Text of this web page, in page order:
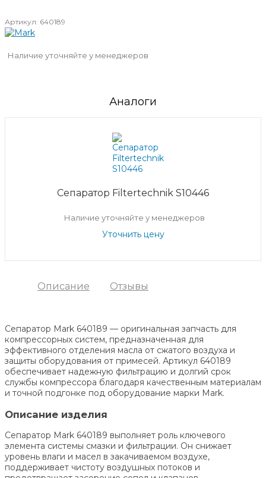
Артикул: 640189
Наличие уточняйте у менеджеров
Аналоги
Сепаратор Filtertechnik S10446
Наличие уточняйте у менеджеров
Уточнить цену
Описание Отзывы
Сепаратор Mark 640189 — оригинальная запчасть для
компрессорных систем, предназначенная для
эффективного отделения масла от сжатого воздуха и
защиты оборудования от примесей. Артикул 640189
обеспечивает надежную фильтрацию и долгий срок
службы компрессора благодаря качественным материалам
и точной подгонке под оборудование марки Mark.
Описание изделия
Сепаратор Mark 640189 выполняет роль ключевого
элемента системы смазки и фильтрации. Он снижает
уровень влаги и масел в закачиваемом воздухе,
поддерживает чистоту воздушных потоков и